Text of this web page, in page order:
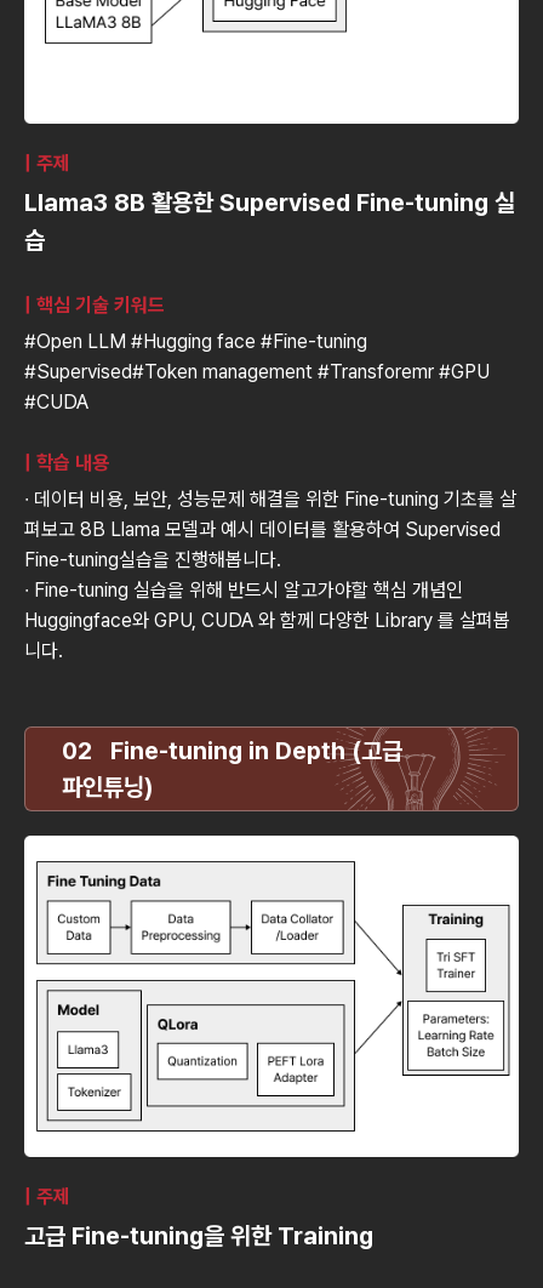
| 주제
Llama3 8B 활용한 Supervised Fine-tuning 실
습
| 핵심 기술 키워드
#Open LLM #Hugging face #Fine-tuning
#Supervised#Token management #Transforemr #GPU
#CUDA
| 학습 내용
∙ 데이터 비용, 보안, 성능문제 해결을 위한 Fine-tuning 기초를 살
펴보고 8B Llama 모델과 예시 데이터를 활용하여 Supervised
Fine-tuning실습을 진행해봅니다.
∙ Fine-tuning 실습을 위해 반드시 알고가야할 핵심 개념인
Huggingface와 GPU, CUDA 와 함께 다양한 Library 를 살펴봅
니다.
02 Fine-tuning in Depth (고급
파인튜닝)
| 주제
고급 Fine-tuning을 위한 Training